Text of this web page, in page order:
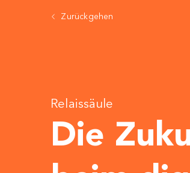
Zurückgehen
Relaissäule
Die